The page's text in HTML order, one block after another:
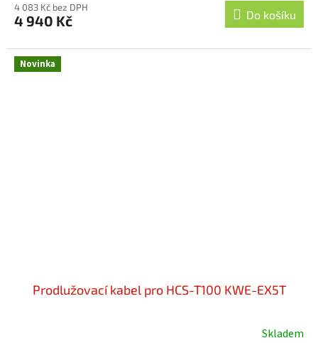
4 083 Kč bez DPH
4 940 Kč Do košíku
Novinka
Prodlužovací kabel pro HCS-T100 KWE-EX5T
Skladem